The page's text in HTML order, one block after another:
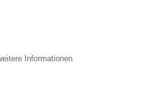
Informationen